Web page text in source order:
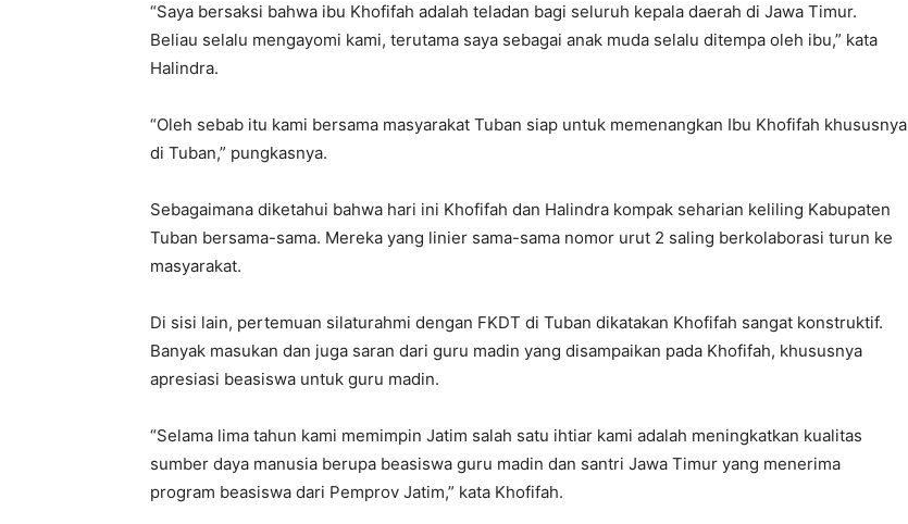
“Saya bersaksi bahwa ibu Khofifah adalah teladan bagi seluruh kepala daerah di Jawa Timur.
Beliau selalu mengayomi kami, terutama saya sebagai anak muda selalu ditempa oleh ibu,” kata
Halindra.
“Oleh sebab itu kami bersama masyarakat Tuban siap untuk memenangkan Ibu Khofifah khususnya
di Tuban,” pungkasnya.
Sebagaimana diketahui bahwa hari ini Khofifah dan Halindra kompak seharian keliling Kabupaten
Tuban bersama-sama. Mereka yang linier sama-sama nomor urut 2 saling berkolaborasi turun ke
masyarakat.
Di sisi lain, pertemuan silaturahmi dengan FKDT di Tuban dikatakan Khofifah sangat konstruktif.
Banyak masukan dan juga saran dari guru madin yang disampaikan pada Khofifah, khususnya
apresiasi beasiswa untuk guru madin.
“Selama lima tahun kami memimpin Jatim salah satu ihtiar kami adalah meningkatkan kualitas
sumber daya manusia berupa beasiswa guru madin dan santri Jawa Timur yang menerima
program beasiswa dari Pemprov Jatim,” kata Khofifah.